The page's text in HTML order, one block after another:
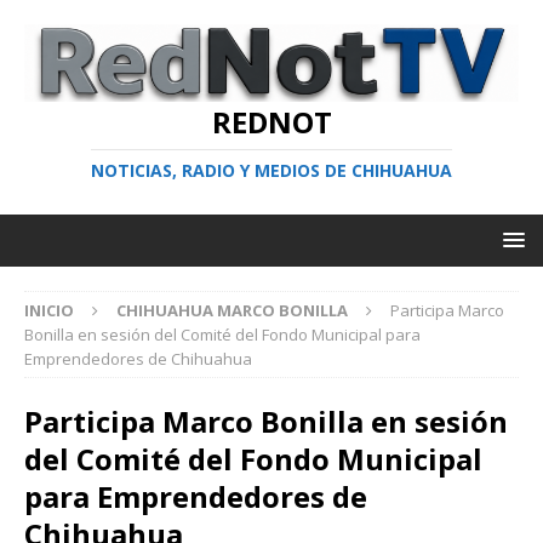
REDNOT
NOTICIAS, RADIO Y MEDIOS DE CHIHUAHUA
INICIO CHIHUAHUA MARCO BONILLA
Participa Marco
Bonilla en sesión del Comité del Fondo Municipal para
Emprendedores de Chihuahua
Participa Marco Bonilla en sesión
del Comité del Fondo Municipal
para Emprendedores de
Chihuahua